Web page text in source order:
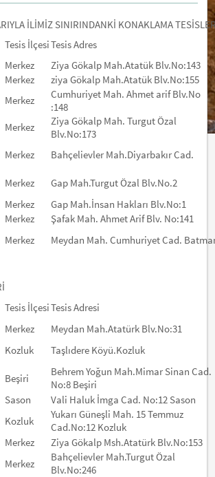
İLİMİZ SINIRINDANKİ KONAKLAMA
Tesis İlçesiTesis Adres
Merkez
Ziya Gökalp Mah.Atatük Blv.No:143
Merkez
ziya Gökalp Mah.Atatük Blv.No:155
Merkez
Cumhuriyet Mah. Ahmet arif Blv.No
:148
Merkez
Ziya Gökalp Mah. Turgut Özal
Blv.No:173
Merkez Bahçelievler Mah.Diyarbakır Cad.
Merkez
Gap Mah.Turgut Özal Blv.No.2
Merkez
Gap Mah.İnsan Hakları Blv.No:1
Merkez
Şafak Mah. Ahmet Arif Blv. No:141
Merkez
Meydan Mah. Cumhuriyet Cad.
Tesis İlçesiTesis Adresi
Merkez
Meydan Mah.Atatürk Blv.No:31
Kozluk Taşlıdere Köyü.Kozluk
Beşiri
Behrem Yoğun Mah.Mimar Sinan Cad.
No:8 Beşiri
Sason
Vali Haluk İmga Cad. No:12 Sason
Kozluk
Yukarı Güneşli Mah. 15 Temmuz
Cad.No:12 Kozluk
Merkez
Ziya Gökalp Msh.Atatürk Blv.No:153
Merkez
Bahçelievler Mah.Turgut Özal
Blv.No:246